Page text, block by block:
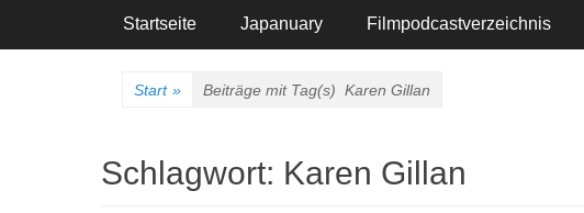
Hauptmenü
Startseite Japanuary Filmpodcastverzeichnis
Start » Beiträge mit Tag(s) Karen Gillan
Schlagwort: Karen Gillan